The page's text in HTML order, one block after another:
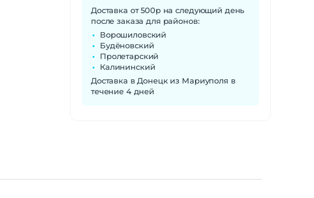
Доставка от 500р на следующий день
после заказа для районов:
Ворошиловский
Будёновский
Пролетарский
Калининский
Доставка в Донецк из Мариуполя в
течение 4 дней